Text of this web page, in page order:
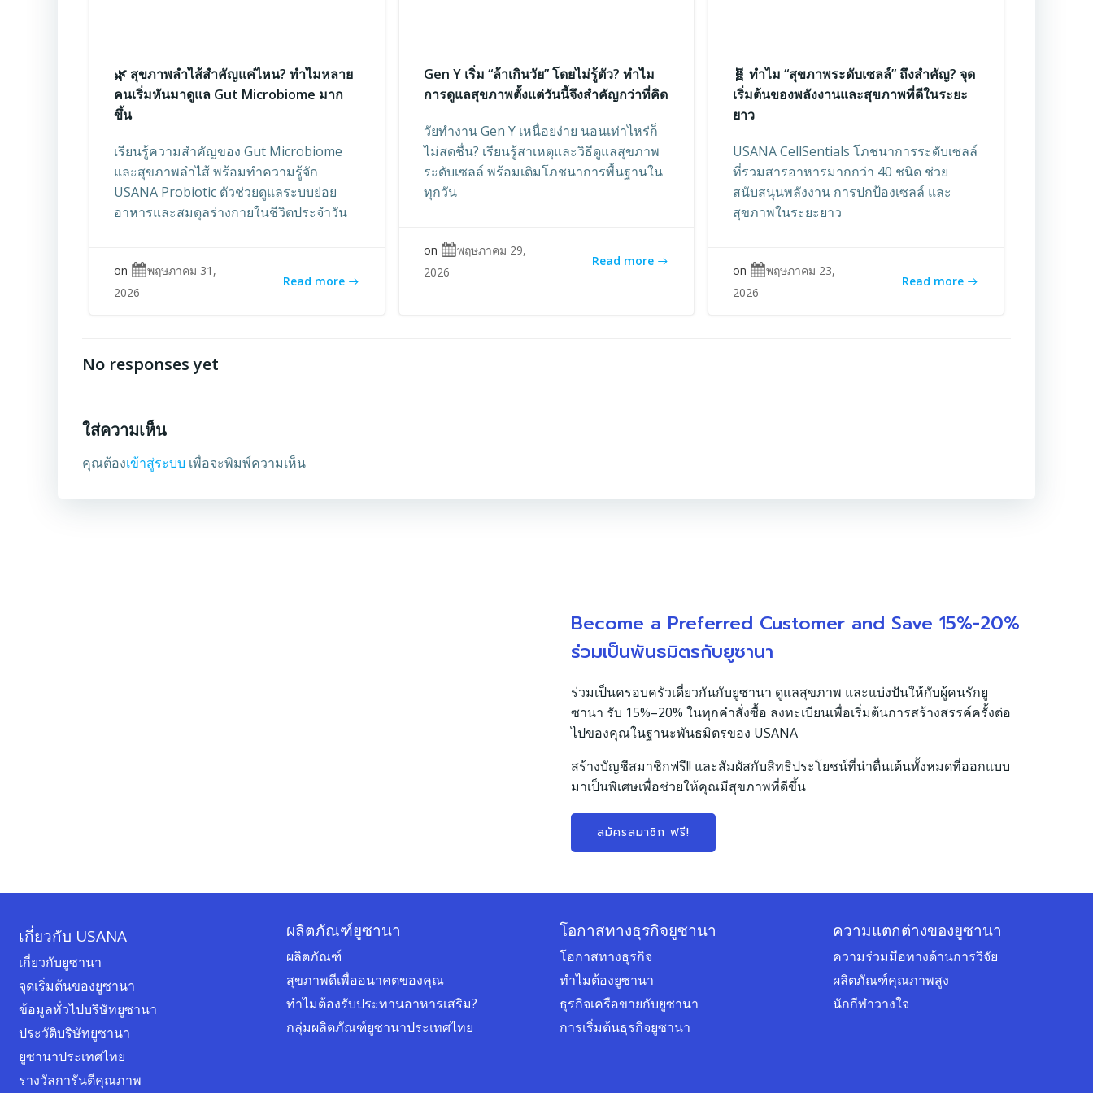
🌿 สุขภาพลำไส้สำคัญแค่ไหน? ทำไมหลาย
คนเริ่มหันมาดูแล Gut Microbiome มาก
ขึ้น
เรียนรู้ความสำคัญของ Gut Microbiome
และสุขภาพลำไส้ พร้อมทำความรู้จัก
USANA Probiotic ตัวช่วยดูแลระบบย่อย
อาหารและสมดุลร่างกายในชีวิตประจำวัน
on
พฤษภาคม 31,
2026
Read more
Gen Y เริ่ม “ล้าเกินวัย” โดยไม่รู้ตัว? ทำไม
การดูแลสุขภาพตั้งแต่วันนี้จึงสำคัญกว่าที่คิด
วัยทำงาน Gen Y เหนื่อยง่าย นอนเท่าไหร่ก็
ไม่สดชื่น? เรียนรู้สาเหตุและวิธีดูแลสุขภาพ
ระดับเซลล์ พร้อมเติมโภชนาการพื้นฐานใน
ทุกวัน
on
พฤษภาคม 29,
2026
Read more
🧬 ทำไม “สุขภาพระดับเซลล์” ถึงสำคัญ? จุด
เริ่มต้นของพลังงานและสุขภาพที่ดีในระยะ
ยาว
USANA CellSentials โภชนาการระดับเซลล์
ที่รวมสารอาหารมากกว่า 40 ชนิด ช่วย
สนับสนุนพลังงาน การปกป้องเซลล์ และ
สุขภาพในระยะยาว
on
พฤษภาคม 23,
2026
Read more
No responses yet
ใส่ความเห็น
คุณต้องเข้าสู่ระบบ เพื่อจะพิมพ์ความเห็น
Become a Preferred Customer and Save 15%-20%
ร่วมเป็นพันธมิตรกับยูซานา
ร่วมเป็นครอบครัวเดี่ยวกันกับยูซานา ดูแลสุขภาพ และแบ่งปันให้กับผู้คนรักยู
ซานา รับ 15%–20% ในทุกคำสั่งซื้อ ลงทะเบียนเพื่อเริ่มต้นการสร้างสรรค์ครั้งต่อ
ไปของคุณในฐานะพันธมิตรของ USANA
สร้างบัญชีสมาชิกฟรี!! และสัมผัสกับสิทธิประโยชน์ที่น่าตื่นเต้นทั้งหมดที่ออกแบบ
มาเป็นพิเศษเพื่อช่วยให้คุณมีสุขภาพที่ดีขึ้น
สมัครสมาชิก ฟรี!
เกี่ยวกับ USANA
เกี่ยวกับยูซานา
จุดเริ่มต้นของยูซานา
ข้อมูลทั่วไปบริษัทยูซานา
ประวัติบริษัทยูซานา
ยูซานาประเทศไทย
รางวัลการันตีคุณภาพ
ผลิตภัณฑ์ยูซานา
ผลิตภัณฑ์
สุขภาพดีเพื่ออนาคตของคุณ
ทำไมต้องรับประทานอาหารเสริม?
กลุ่มผลิตภัณฑ์ยูซานาประเทศไทย
โอกาสทางธุรกิจยูซานา
โอกาสทางธุรกิจ
ทำไมต้องยูซานา
ธุรกิจเครือขายกับยูซานา
การเริ่มต้นธุรกิจยูซานา
ความแตกต่างของยูซานา
ความร่วมมือทางด้านการวิจัย
ผลิตภัณฑ์คุณภาพสูง
นักกีฬาวางใจ